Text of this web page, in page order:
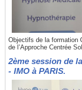
Objectifs de la formation
de l’Approche Centrée
2ème session de
- IMO à PARIS.